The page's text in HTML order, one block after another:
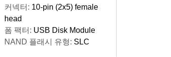
커넥터: 10-pin (2x5) female
head
폼 팩터: USB Disk Module
NAND 플래시 유형: SLC